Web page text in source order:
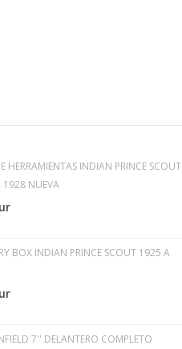
HERRAMIENTAS INDIAN PRINCE SCOUT
1928 NUEVA
BOX INDIAN PRINCE SCOUT 1925 A
7'' DELANTERO COMPLETO